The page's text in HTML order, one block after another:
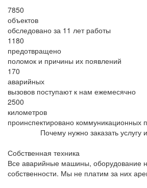
7850
объектов
обследовано за 11 лет работы
1180
предотвращено
поломок и причины их появлений
170
аварийных
вызовов поступают к нам ежемесячно
2500
километров
проинспектировано коммуникационных
Почему нужно заказать услугу
Собственная техника
Все аварийные машины, оборудование
собственности. Мы не платим за них